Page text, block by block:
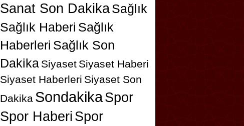
Sanat Son DakikaSağlık
Sağlık Haberi Sağlık
Haberleri Sağlık Son
Dakika Siyaset Siyaset Haberi
Siyaset Haberleri Siyaset Son
Dakika SondakikaSpor
Spor Haberi Spor